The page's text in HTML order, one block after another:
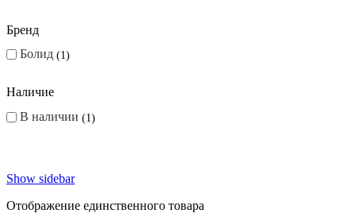
Бренд
Болид
1
Наличие
В наличии
1
Show sidebar
Отображение единственного товара